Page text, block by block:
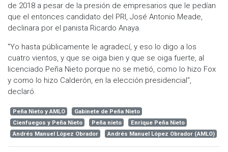
de 2018 a pesar de la presión de empresarios que le pedían
que el entonces candidato del PRI, José Antonio Meade,
declinara por el panista Ricardo Anaya.
"Yo hasta públicamente le agradecí, y eso lo digo a los
cuatro vientos, y que se oiga bien y que se oiga fuerte, al
licenciado Peña Nieto porque no se metió, como lo hizo Fox
y como lo hizo Calderón, en la elección presidencial",
declaró.
Peña Nieto y AMLO
Gabinete de Peña Nieto
Cienfuegos y Peña Nieto
Peña nieto
Enrique Peña Nieto
Andrés Manuel López Obrador
Andrés Manuel López Obrador (AMLO)